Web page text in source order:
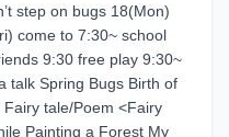
step on bugs 18(Mon)
come to 7:30~ school
9:30 free play 9:30~
talk Spring Bugs Birth of
tale/Poem <Fairy
Painting a Forest My